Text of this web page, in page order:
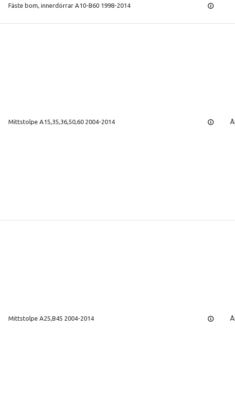
Fäste bom, innerdörrar A10-B60 1998-2014
Mittstolpe A15,35,36,50,60 2004-2014
Mittstolpe A25,B45 2004-2014